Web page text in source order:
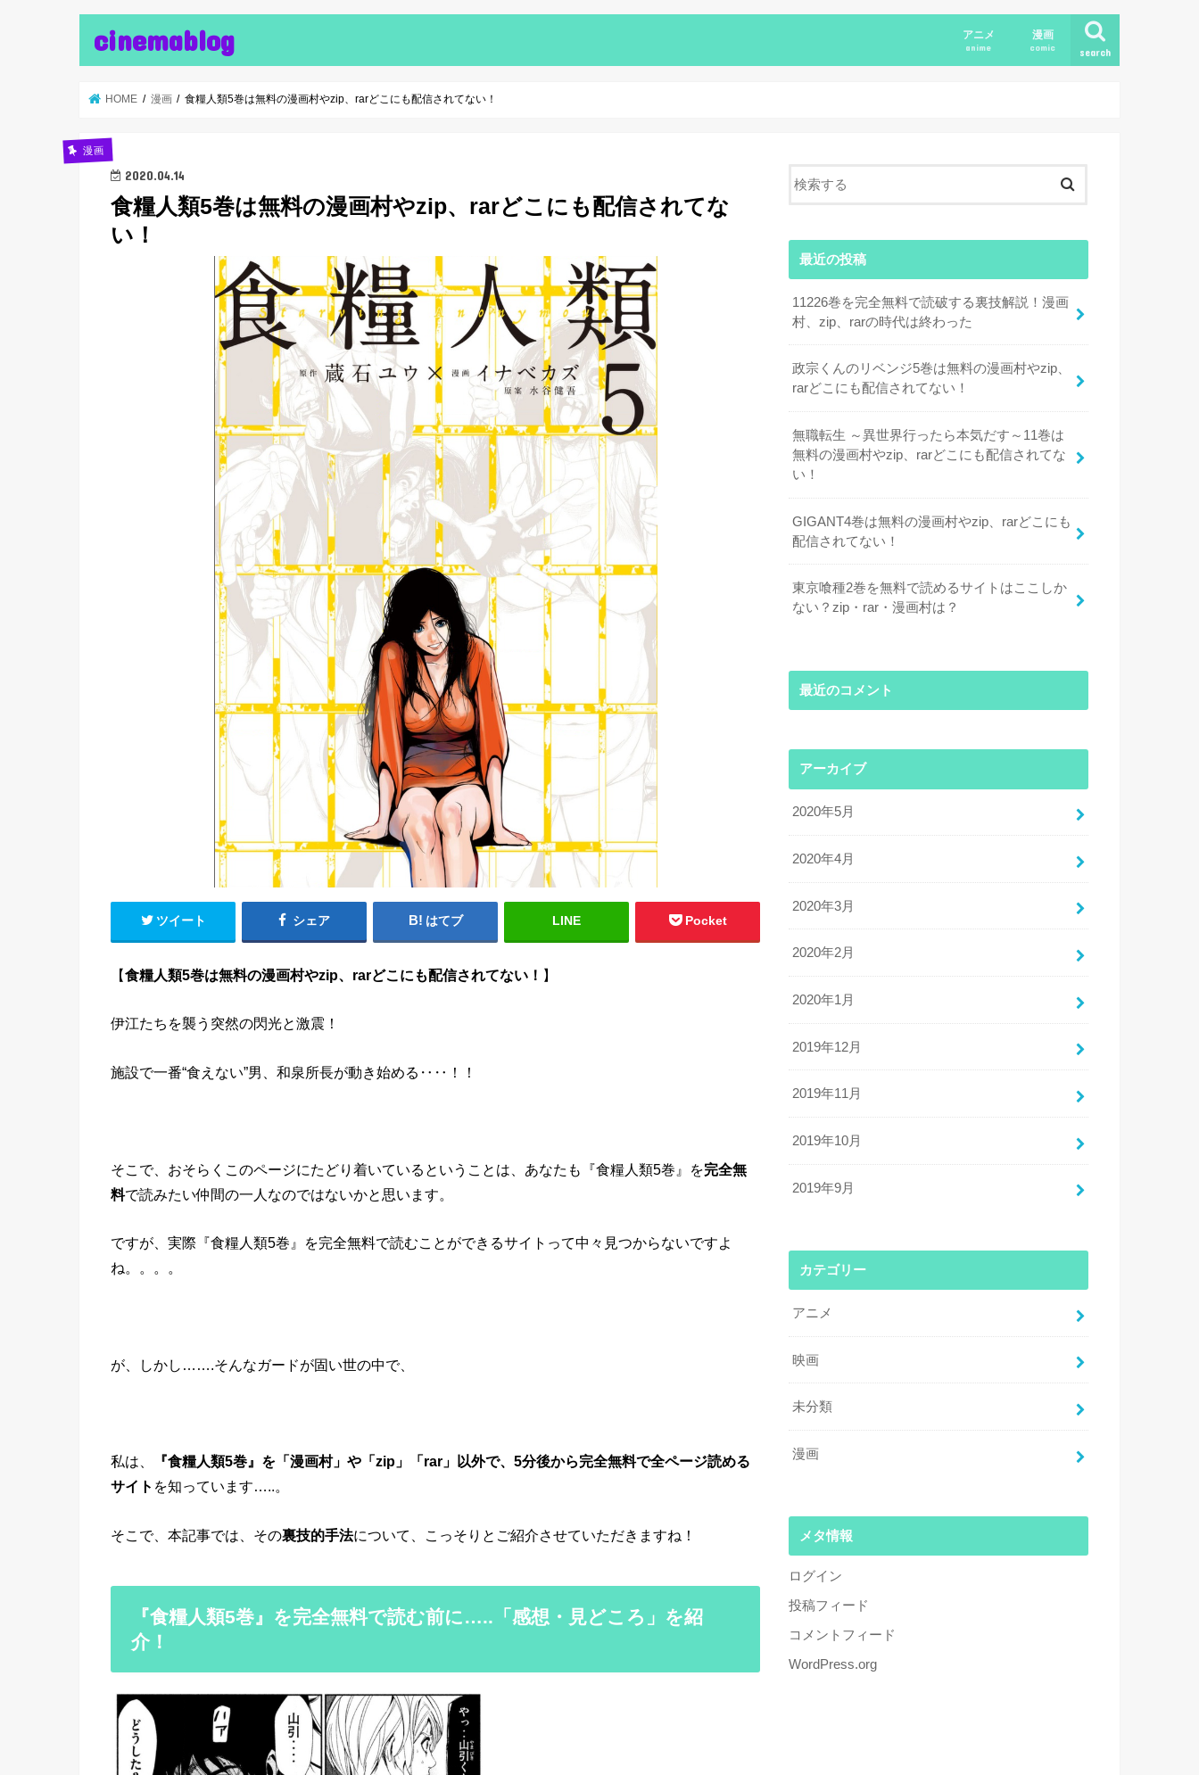
cinemablog search
アニメ
anime
漫画
comic
HOME 漫画 食糧人類5巻は無料の漫画村やzip、rarどこにも配信されてない！
漫画
2020.04.14
食糧人類5巻は無料の漫画村やzip、rarどこにも配信されてな
い！
ツイート シェア はてブ LINE Pocket
【食糧人類5巻は無料の漫画村やzip、rarどこにも配信されてない！ 】
伊江たちを襲う突然の閃光と激震！
施設で一番“食えない”男、和泉所長が動き始める‥‥！！
そこで、おそらくこのページにたどり着いているということは、あなたも『食糧人類5巻』を完全無
料で読みたい仲間の一人なのではないかと思います。
ですが、実際『食糧人類5巻』を完全無料で読むことができるサイトって中々見つからないですよ
ね。。。。
が、しかし…….そんなガードが固い世の中で、
私は、
『食糧人類5巻』を「漫画村」や「zip」「rar」以外で、5分後から完全無料で全ページ読める
サイト を知っています…..。
そこで、本記事では、その裏技的手法について、こっそりとご紹介させていただきますね！
『食糧人類5巻』を完全無料で読む前に…..「感想・見どころ」を紹
介！
最近の投稿
11226巻を完全無料で読破する裏技解説！漫画
村、zip、rarの時代は終わった
政宗くんのリベンジ5巻は無料の漫画村やzip、
rarどこにも配信されてない！
無職転生 ～異世界行ったら本気だす～11巻は
無料の漫画村やzip、rarどこにも配信されてな
い！
GIGANT4巻は無料の漫画村やzip、rarどこにも
配信されてない！
東京喰種2巻を無料で読めるサイトはここしか
ない？zip・rar・漫画村は？
最近のコメント
アーカイブ
2020年5月
2020年4月
2020年3月
2020年2月
2020年1月
2019年12月
2019年11月
2019年10月
2019年9月
カテゴリー
アニメ
映画
未分類
漫画
メタ情報
ログイン
投稿フィード
コメントフィード
WordPress.org